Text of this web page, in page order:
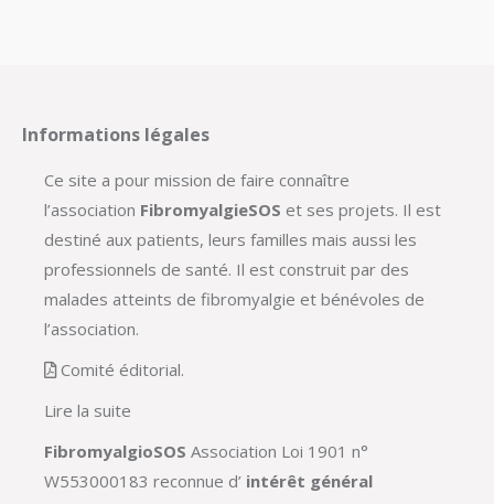
Informations légales
Ce site a pour mission de faire connaître
l’association FibromyalgieSOS et ses projets. Il est
destiné aux patients, leurs familles mais aussi les
professionnels de santé. Il est construit par des
malades atteints de fibromyalgie et bénévoles de
l’association.
Comité éditorial.
Lire la suite
FibromyalgioSOS Association Loi 1901 n°
W553000183 reconnue d’ intérêt général